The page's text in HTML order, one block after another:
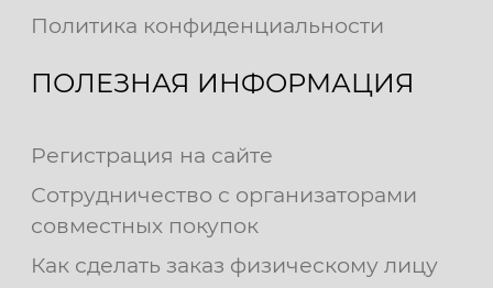
Политика конфиденциальности
ПОЛЕЗНАЯ ИНФОРМАЦИЯ
Регистрация на сайте
Сотрудничество с организаторами
совместных покупок
Как сделать заказ физическому лицу